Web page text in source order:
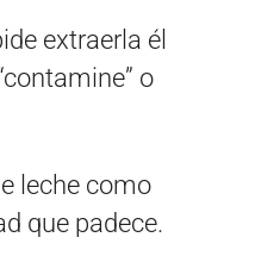
extraerla él
o
leche como
que padece.